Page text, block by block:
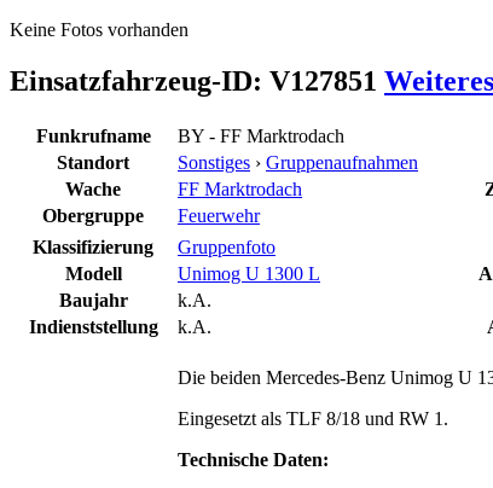
Keine Fotos vorhanden
Einsatzfahrzeug-ID: V127851
Funkrufname BY - FF Marktrodach
Standort
Sonstiges › Gruppenaufnahmen
Wache
FF Marktrodach
Obergruppe
Feuerwehr
Klassifizierung
Gruppenfoto
Modell
Unimog U 1300 L
Baujahr
k.A.
Indienststellung
k.A.
Die beiden Mercedes-Benz Unimog U
Eingesetzt als TLF 8/18 und RW 1.
Technische Daten: